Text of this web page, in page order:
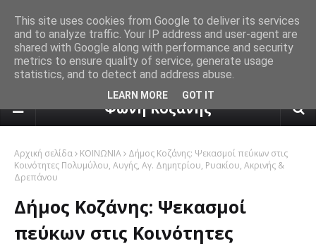
πρόγνωση καιρού από το
Φωνή Κοζάνης
Αρχική σελίδα ΚΟΙΝΩΝΙΑ
Δήμος Κοζάνης: Ψεκασμοί πεύκων στις
Κοινότητες Πολυμύλου, Αυγής, Αγ. Δημητρίου, Ρυακίου, Ακρινής &
Δρεπάνου
Δήμος Κοζάνης: Ψεκασμοί
πεύκων στις Κοινότητες
This site uses cookies from Google to deliver its services
and to analyze traffic. Your IP address and user-agent are
shared with Google along with performance and security
metrics to ensure quality of service, generate usage
statistics, and to detect and address abuse.
LEARN MORE GOT IT